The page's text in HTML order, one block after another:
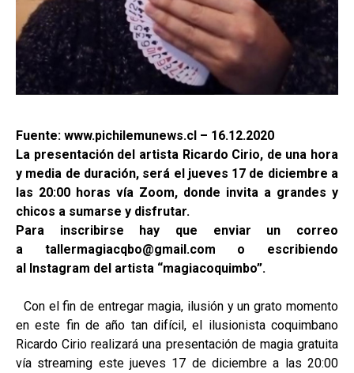
Fuente: www.pichilemunews.cl – 16.12.2020
La presentación del artista Ricardo Cirio, de una hora
y media de duración, será el jueves 17 de diciembre a
las 20:00 horas vía Zoom, donde invita a grandes y
chicos a sumarse y disfrutar.
Para inscribirse hay que enviar un correo
a tallermagiacqbo@gmail.com o escribiendo
al Instagram del artista “magiacoquimbo”.
Con el fin de entregar magia, ilusión y un grato momento
en este fin de año tan difícil, el ilusionista coquimbano
Ricardo Cirio realizará una presentación de magia gratuita
vía streaming este jueves 17 de diciembre a las 20:00